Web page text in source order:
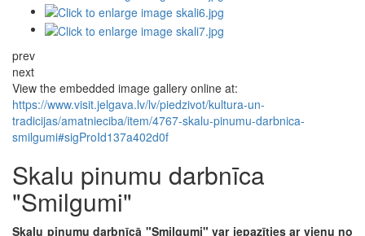
prev
next
View the embedded image gallery online at:
https://www.visit.jelgava.lv/lv/piedzivot/kultura-un-
tradicijas/amatnieciba/item/4767-skalu-pinumu-darbnica-
smilgumi#sigProId137a402d0f
Skalu pinumu darbnīca
"Smilgumi"
Skalu pinumu darbnīcā "Smilgumi" var iepazīties ar vienu no